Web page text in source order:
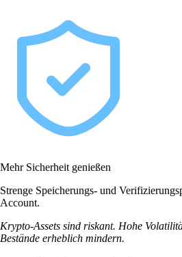
Mehr Sicherheit genießen
Strenge Speicherungs- und
Account.
Krypto-Assets sind riskant. Hohe
Bestände erheblich mindern.